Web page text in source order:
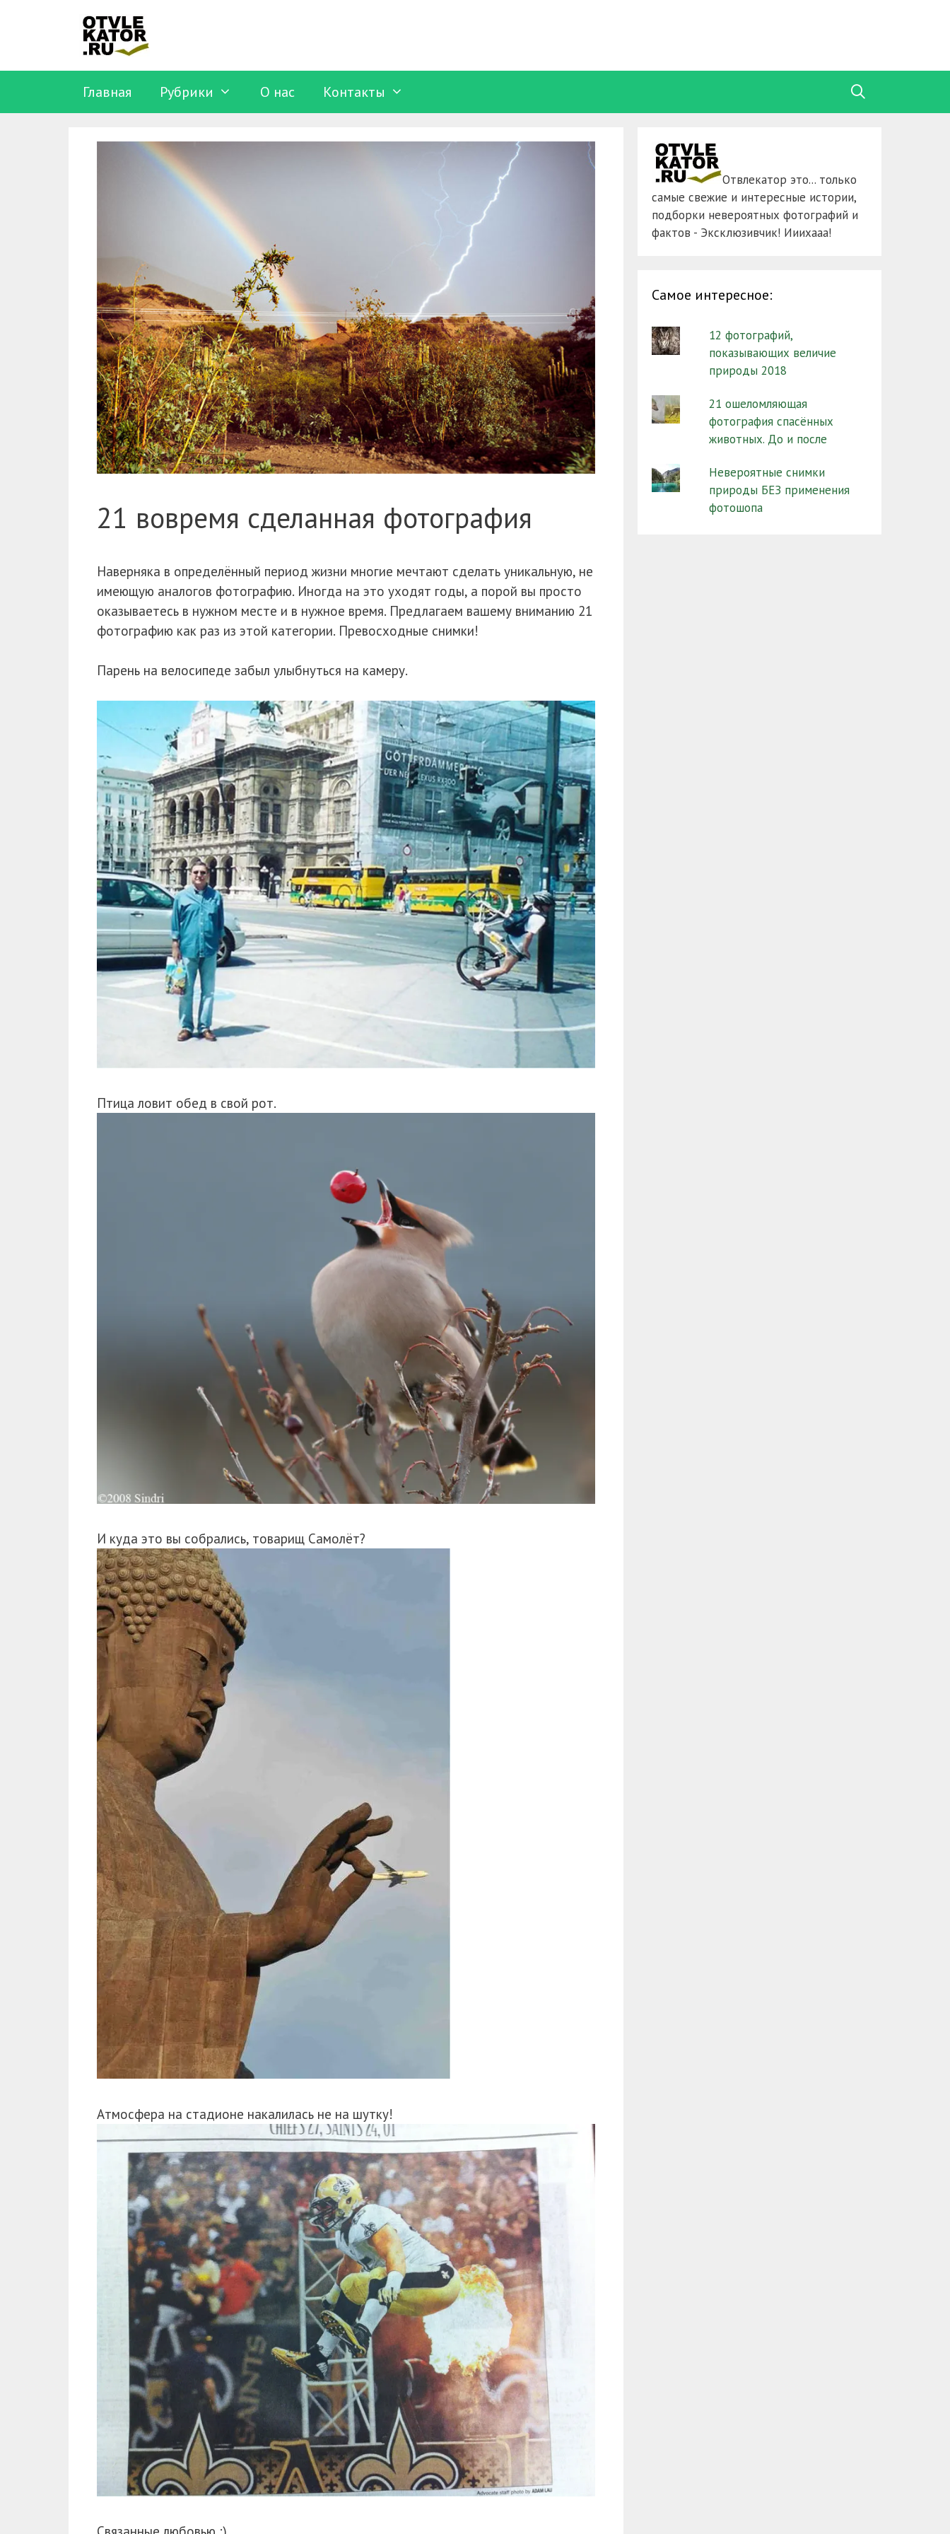
Главная Рубрики O нас Контакты
21 вовремя сделанная фотография
Наверняка в определённый период жизни многие мечтают сделать уникальную, не
имеющую аналогов фотографию. Иногда на это уходят годы, а порой вы просто
оказываетесь в нужном месте и в нужное время. Предлагаем вашему вниманию 21
фотографию как раз из этой категории. Превосходные снимки!
Парень на велосипеде забыл улыбнуться на камеру.
Птица ловит обед в свой рот.
И куда это вы собрались, товарищ Самолёт?
Атмосфера на стадионе накалилась не на шутку!
Отвлекатор это... только
самые свежие и интересные истории,
подборки невероятных фотографий и
фактов - Эксклюзивчик! Ииихааа!
Самое интересное:
12 фотографий,
показывающих величие
природы 2018
21 ошеломляющая
фотография спасённых
животных. До и после
Невероятные снимки
природы БЕЗ применения
фотошопа